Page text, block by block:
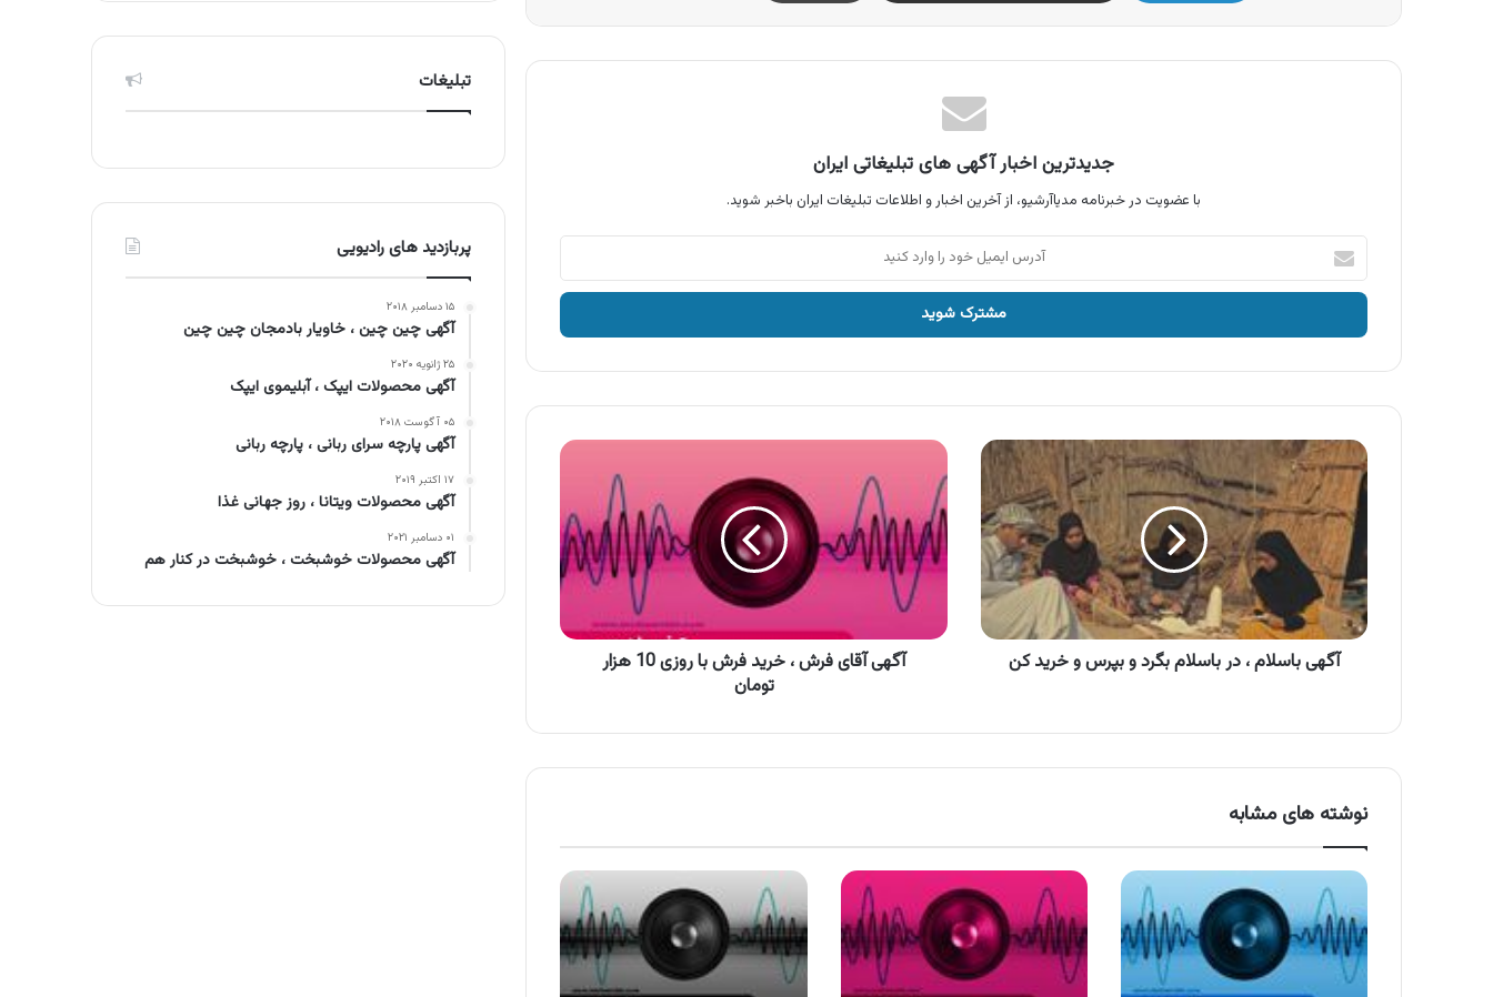
جدیدترین اخبار آگهی های تبلیغاتی ایران
با عضویت در خبرنامه مدیاآرشیو، از آخرین اخبار و اطلاعات تبلیغات ایران باخبر شوید.
آدرس
ایمیل
خود
وارد
آگهی
باسلام
،
در
باسلام
بگرد
و
بپرس
و
خریدآگهی باسلام ، در باسلام بگرد و بپرس و خرید کن
آگهی
آقای
فرش
،
خرید
فرش
10
آگهی آقای فرش ، خرید فرش با روزی 10 هزار
تومان
نوشته های مشابه
تبلیغات
پربازدید های رادیویی
۱۵ دسامبر ۲۰۱۸
آگهی چین چین ، خاویار بادمجان چین چین
۲۵ ژانویه ۲۰۲۰
آگهی محصولات ایپک ، آبلیموی ایپک
۰۵ آگوست ۲۰۱۸
آگهی پارچه سرای ربانی ، پارچه ربانی
۱۷ اکتبر ۲۰۱۹
آگهی محصولات ویتانا ، روز جهانی غذا
۰۱ دسامبر ۲۰۲۱
آگهی محصولات خوشبخت ، خوشبخت در کنار هم